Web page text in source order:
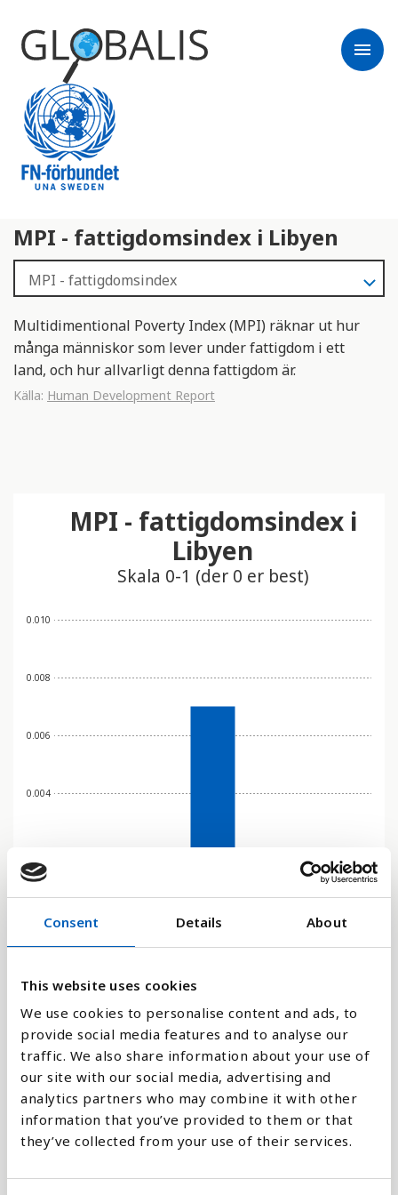
Consent Details About
This website uses cookies
We use cookies to personalise content and ads, to
provide social media features and to analyse our
traffic. We also share information about your use of
our site with our social media, advertising and
analytics partners who may combine it with other
information that you’ve provided to them or that
they’ve collected from your use of their services.
menu
MPI - fattigdomsindex i Libyen
Multidimentional Poverty Index (MPI) räknar ut hur
många människor som lever under fattigdom i ett
land, och hur allvarligt denna fattigdom är.
Källa: Human Development Report
0.004
0.006
0.008
0.010
2024
MPI - fattigdomsindex i
Libyen
Skala 0-1 (der 0 er best)
Stapeldiagram
Linje
Platt